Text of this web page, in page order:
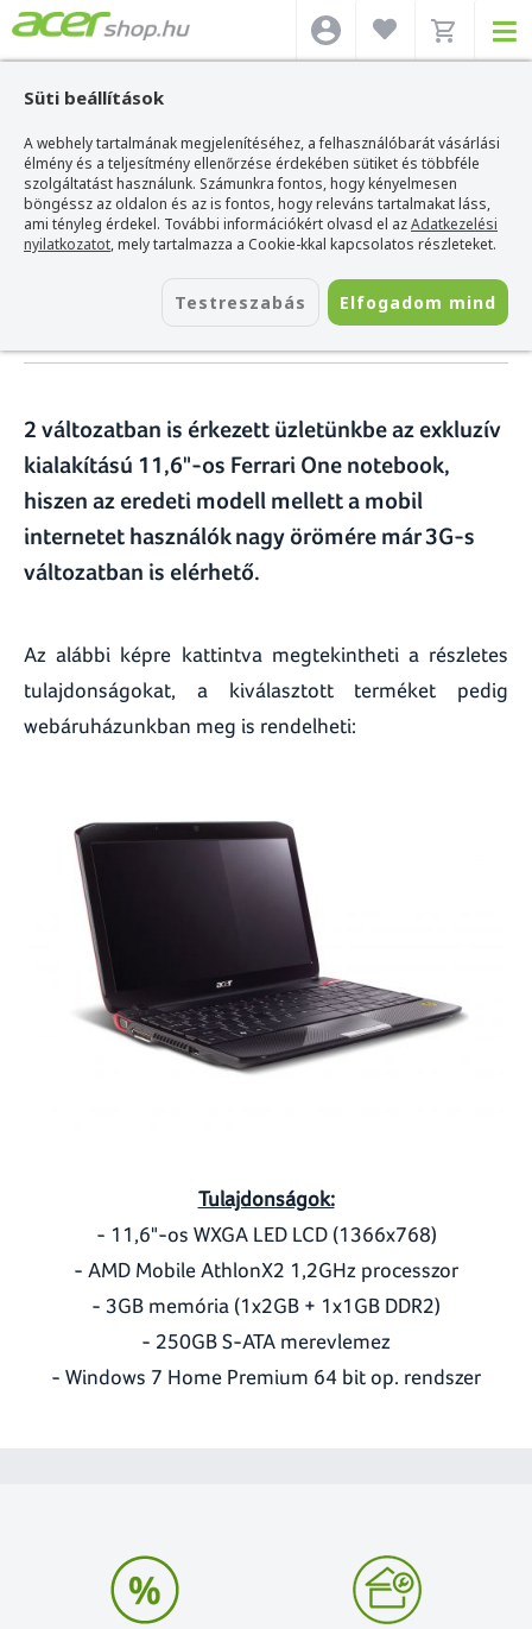
Süti beállítások
A webhely tartalmának megjelenítéséhez, a felhasználóbarát vásárlási
élmény és a teljesítmény ellenőrzése érdekében sütiket és többféle
szolgáltatást használunk. Számunkra fontos, hogy kényelmesen
böngéssz az oldalon és az is fontos, hogy releváns tartalmakat láss,
ami tényleg érdekel. További információkért olvasd el azAdatkezelési
nyilatkozatot, mely tartalmazza a Cookie-kkal kapcsolatos részleteket.
Testreszabás Elfogadom mind
Acer webshop>Hírek>Ismét készleten a Ferrari One, már 3G-s változatban
Ismét készleten a Ferrari One,
már 3G-s változatban is
2 változatban is érkezett üzletünkbe az exkluzív
kialakítású 11,6"-os Ferrari One notebook,
hiszen az eredeti modell mellett a mobil
internetet használók nagy örömére már 3G-s
változatban is elérhető.
Az alábbi képre kattintva megtekintheti a részletes
tulajdonságokat, a kiválasztott terméket pedig
webáruházunkban meg is rendelheti:
Tulajdonságok:
- 11,6"-os WXGA LED LCD (1366x768)
- AMD Mobile AthlonX2 1,2GHz processzor
- 3GB memória (1x2GB + 1x1GB DDR2)
- 250GB S-ATA merevlemez
- Windows 7 Home Premium 64 bit op. rendszer